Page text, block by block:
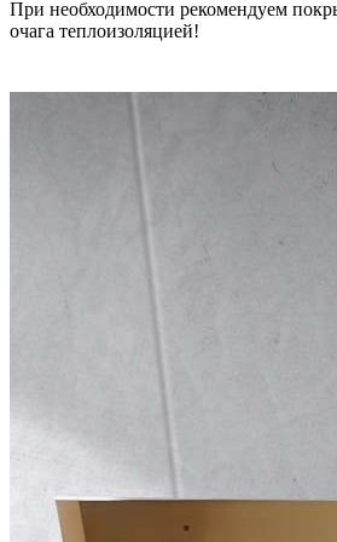
При необходимости рекомендуем
очага теплоизоляцией!